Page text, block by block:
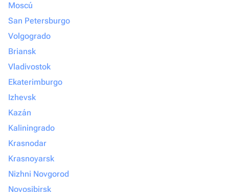
Moscú
San Petersburgo
Volgogrado
Briansk
Vladivostok
Ekaterimburgo
Izhevsk
Kazán
Kaliningrado
Krasnodar
Krasnoyarsk
Nizhni Novgorod
Novosibirsk